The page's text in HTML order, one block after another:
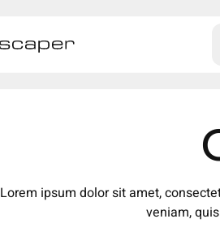
Lorem ipsum dolor sit amet,
veniam,